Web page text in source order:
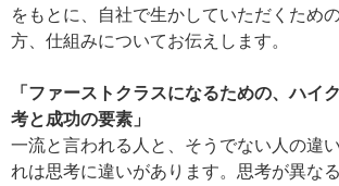
をもとに、自社で生かしていただくため
方、仕組みについてお伝えします。
「ファーストクラスになるための、ハイ
考と成功の要素」
一流と言われる人と、そうでない人の違
れは思考に違いがあります。思考が異な